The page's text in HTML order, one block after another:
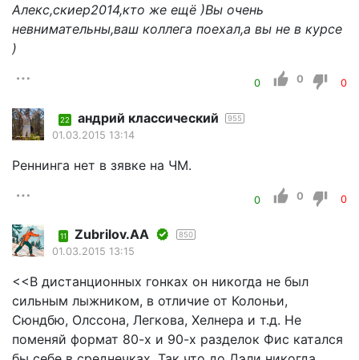
Алекс,скиер2014,кто же ещё )Вы очень
невнимательны,ваш коллега поехал,а вы не в курсе
)
0 0 0
22 андрий классический 955
01.03.2015 13:14
Реннинга нет в зявке на ЧМ.
0 0 0
11 Zubrilov.AA 850
01.03.2015 13:15
<<В дистанционных гонках он никогда не был
сильным лыжником, в отличие от Колоньи,
Сюндбю, Олссона, Легкова, Хелнера и т.д. Не
поменяй формат 80-х и 90-х разделок Фис катался